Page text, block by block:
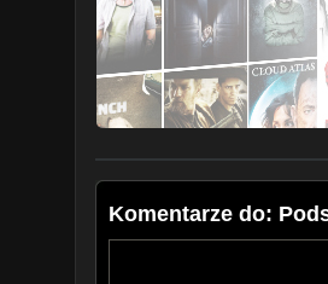
Komentarze do: